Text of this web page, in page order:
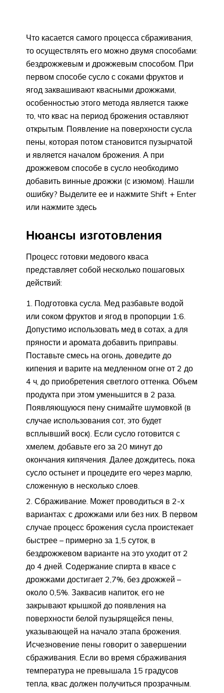
Что касается самого процесса сбраживания,
то осуществлять его можно двумя способами:
бездрожжевым и дрожжевым способом. При
первом способе сусло с соками фруктов и
ягод заквашивают квасными дрожжами,
особенностью этого метода является также
то, что квас на период брожения оставляют
открытым. Появление на поверхности сусла
пены, которая потом становится пузырчатой
и является началом брожения. А при
дрожжевом способе в сусло необходимо
добавить винные дрожжи (с изюмом). Нашли
ошибку? Выделите ее и нажмите Shift + Enter
или нажмите здесь
Нюансы изготовления
Процесс готовки медового кваса
представляет собой несколько пошаговых
действий:
Подготовка сусла. Мед разбавьте водой
или соком фруктов и ягод в пропорции 1:6.
Допустимо использовать мед в сотах, а для
пряности и аромата добавить приправы.
Поставьте смесь на огонь, доведите до
кипения и варите на медленном огне от 2 до
4 ч, до приобретения светлого оттенка. Объем
продукта при этом уменьшится в 2 раза.
Появляющуюся пену снимайте шумовкой (в
случае использования сот, это будет
всплывший воск). Если сусло готовится с
хмелем, добавьте его за 20 минут до
окончания кипячения. Далее дождитесь, пока
сусло остынет и процедите его через марлю,
сложенную в несколько слоев.
Сбраживание. Может проводиться в 2-х
вариантах: с дрожжами или без них. В первом
случае процесс брожения сусла проистекает
быстрее – примерно за 1,5 суток, в
бездрожжевом варианте на это уходит от 2
до 4 дней. Содержание спирта в квасе с
дрожжами достигает 2,7%, без дрожжей –
около 0,5%. Заквасив напиток, его не
закрывают крышкой до появления на
поверхности белой пузырящейся пены,
указывающей на начало этапа брожения.
Исчезновение пены говорит о завершении
сбраживания. Если во время сбраживания
температура не превышала 15 градусов
тепла, квас должен получиться прозрачным.